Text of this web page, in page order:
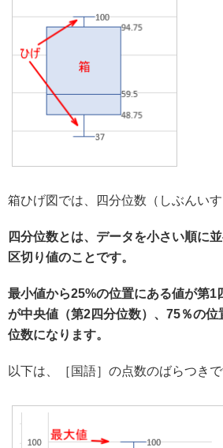
箱ひげ図では、四分位数（しぶんいす
四分位数とは、データを小さい順に
区切り値のことです。
最小値から25%の位置にある値が第1
が中央値（第2四分位数）、75％の
位数になります。
以下は、［国語］の点数のばらつきで